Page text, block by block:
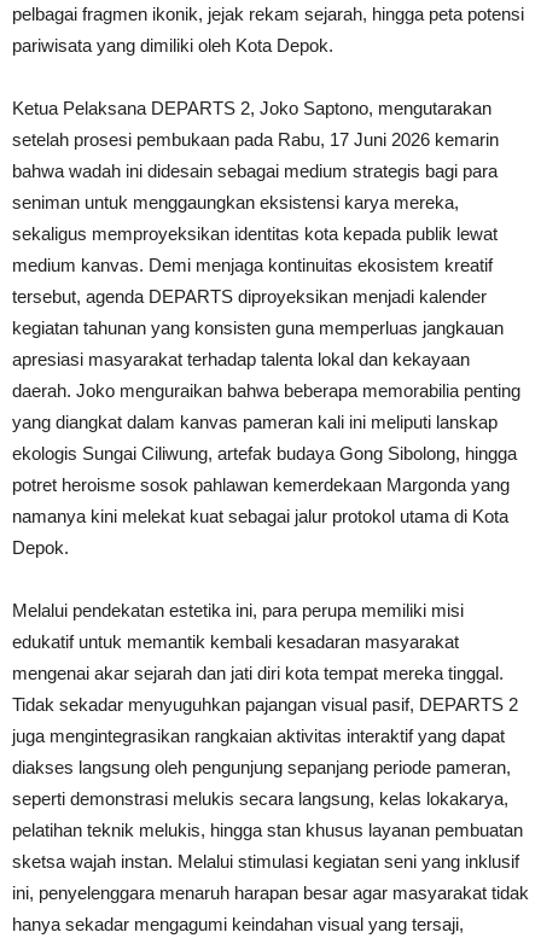
pelbagai fragmen ikonik, jejak rekam sejarah, hingga peta potensi
pariwisata yang dimiliki oleh Kota Depok.
Ketua Pelaksana DEPARTS 2, Joko Saptono, mengutarakan
setelah prosesi pembukaan pada Rabu, 17 Juni 2026 kemarin
bahwa wadah ini didesain sebagai medium strategis bagi para
seniman untuk menggaungkan eksistensi karya mereka,
sekaligus memproyeksikan identitas kota kepada publik lewat
medium kanvas. Demi menjaga kontinuitas ekosistem kreatif
tersebut, agenda DEPARTS diproyeksikan menjadi kalender
kegiatan tahunan yang konsisten guna memperluas jangkauan
apresiasi masyarakat terhadap talenta lokal dan kekayaan
daerah. Joko menguraikan bahwa beberapa memorabilia penting
yang diangkat dalam kanvas pameran kali ini meliputi lanskap
ekologis Sungai Ciliwung, artefak budaya Gong Sibolong, hingga
potret heroisme sosok pahlawan kemerdekaan Margonda yang
namanya kini melekat kuat sebagai jalur protokol utama di Kota
Depok.
Melalui pendekatan estetika ini, para perupa memiliki misi
edukatif untuk memantik kembali kesadaran masyarakat
mengenai akar sejarah dan jati diri kota tempat mereka tinggal.
Tidak sekadar menyuguhkan pajangan visual pasif, DEPARTS 2
juga mengintegrasikan rangkaian aktivitas interaktif yang dapat
diakses langsung oleh pengunjung sepanjang periode pameran,
seperti demonstrasi melukis secara langsung, kelas lokakarya,
pelatihan teknik melukis, hingga stan khusus layanan pembuatan
sketsa wajah instan. Melalui stimulasi kegiatan seni yang inklusif
ini, penyelenggara menaruh harapan besar agar masyarakat tidak
hanya sekadar mengagumi keindahan visual yang tersaji,